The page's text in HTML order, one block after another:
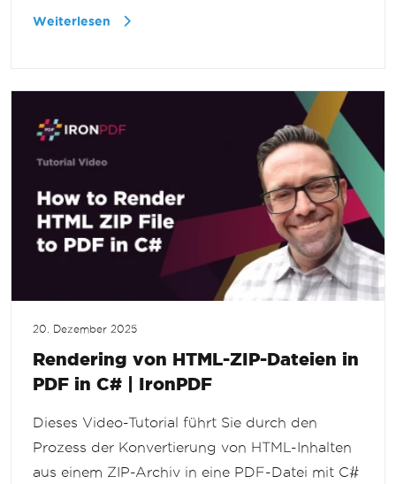
Weiterlesen
20. Dezember 2025
Rendering von HTML-ZIP-Dateien in
PDF in C# | IronPDF
Dieses Video-Tutorial führt Sie durch den
Prozess der Konvertierung von HTML-Inhalten
aus einem ZIP-Archiv in eine PDF-Datei mit C#